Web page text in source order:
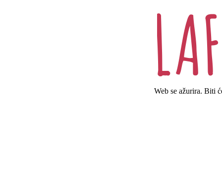
Web se ažurira. Biti